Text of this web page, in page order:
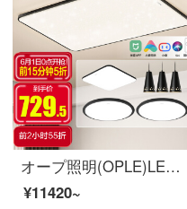
オープ照明(OPLE)LEDシーリングライト北欧简约超薄型リビングルームレストランランプライトセット
¥11420~